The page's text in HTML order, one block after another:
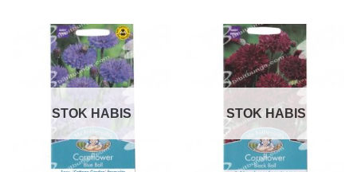
STOK HABIS STOK HABIS